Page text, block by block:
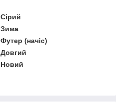
Сірий
Зима
Футер (начіс)
Довгий
Новий